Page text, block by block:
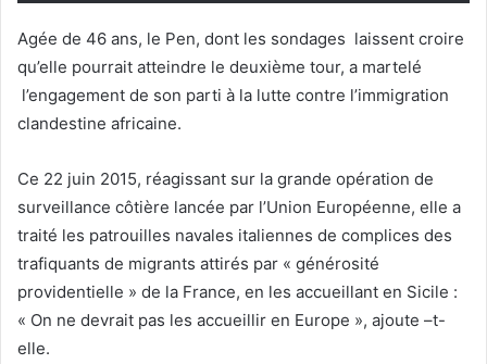
Agée de 46 ans, le Pen, dont les sondages laissent croire
qu’elle pourrait atteindre le deuxième tour, a martelé
l’engagement de son parti à la lutte contre l’immigration
clandestine africaine.
Ce 22 juin 2015, réagissant sur la grande opération de
surveillance côtière lancée par l’Union Européenne, elle a
traité les patrouilles navales italiennes de complices des
trafiquants de migrants attirés par « générosité
providentielle » de la France, en les accueillant en Sicile :
« On ne devrait pas les accueillir en Europe », ajoute –t-
elle.